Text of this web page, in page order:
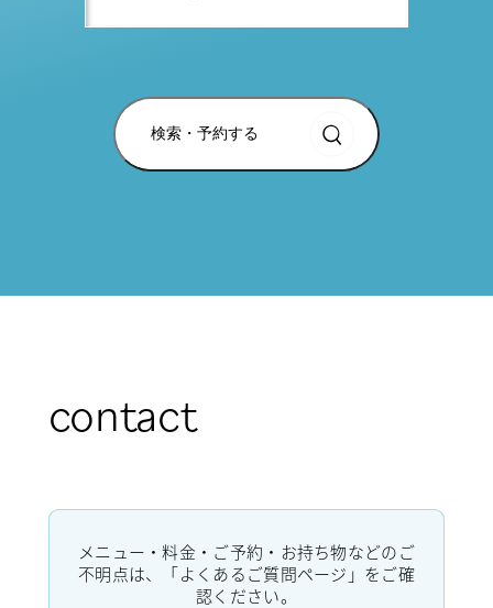
検索・予約する
contact
メニュー・料金・ご予約・お持ち物などのご
不明点は、「よくあるご質問ページ」をご確
認ください。